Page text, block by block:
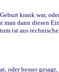
krank war,
dann diesen
ist aus
besser